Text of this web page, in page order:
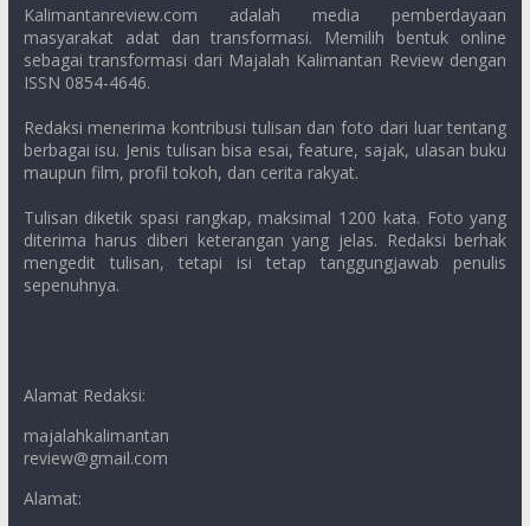
Kalimantanreview.com adalah media pemberdayaan
masyarakat adat dan transformasi. Memilih bentuk online
sebagai transformasi dari Majalah Kalimantan Review dengan
ISSN 0854-4646.
Redaksi menerima kontribusi tulisan dan foto dari luar tentang
berbagai isu. Jenis tulisan bisa esai, feature, sajak, ulasan buku
maupun film, profil tokoh, dan cerita rakyat.
Tulisan diketik spasi rangkap, maksimal 1200 kata. Foto yang
diterima harus diberi keterangan yang jelas. Redaksi berhak
mengedit tulisan, tetapi isi tetap tanggungjawab penulis
sepenuhnya.
Alamat Redaksi:
majalahkalimantan
review@gmail.com
Alamat: